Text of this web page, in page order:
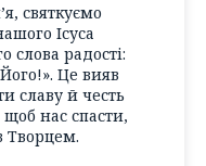
святкуємо
Ісуса
слова радості:
Це вияв
славу й честь
нас спасти,
Творцем.